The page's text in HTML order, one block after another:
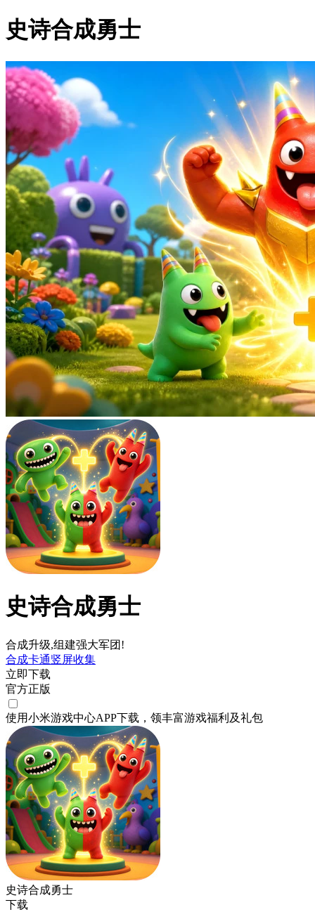
史诗合成勇士
史诗合成勇士
合成升级,组建强大军团!
合成卡通竖屏收集
立即下载
官方正版
使用小米游戏中心APP下载 ，领丰富游戏福利 及礼包
史诗合成勇士
下载